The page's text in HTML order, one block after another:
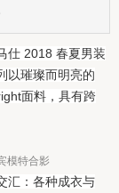
仕 2018 春夏男装
以璀璨而明亮的
面料，具有跨
模特合影
汇：各种成衣与